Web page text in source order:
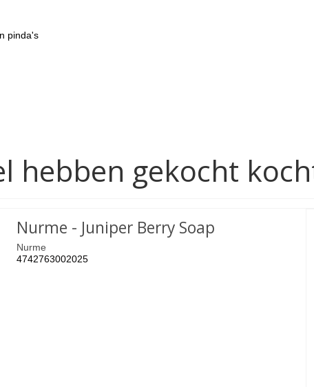
pinda's
hebben gekocht
Nurme - Juniper Berry Soap
Nurme
4742763002025